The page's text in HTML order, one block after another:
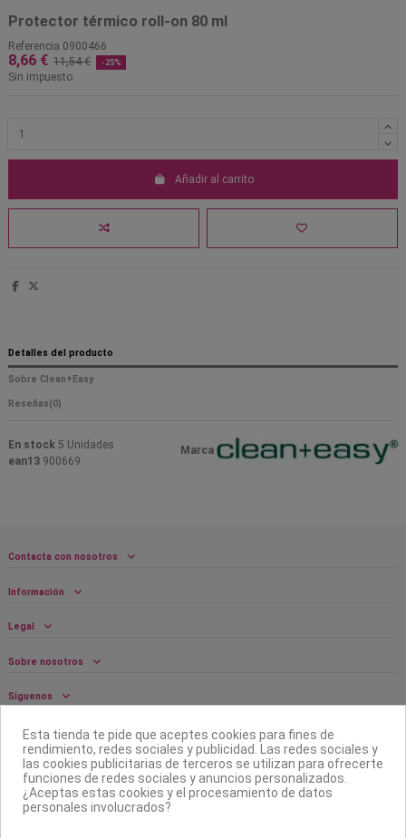
Protector térmico roll-on 80 ml
Referencia 0900466
8,66 € 11,54 € -25%
Sin impuesto
Añadir al carrito
Detalles del producto
Sobre Clean+Easy
Reseñas(0)
Marca
En stock 5 Unidades
ean13 900669
Contacta con nosotros
Información
Legal
Sobre nosotros
Síguenos
Boletín
Esta tienda te pide que aceptes cookies para fines de
rendimiento, redes sociales y publicidad. Las redes sociales y
las cookies publicitarias de terceros se utilizan para ofrecerte
funciones de redes sociales y anuncios personalizados.
¿Aceptas estas cookies y el procesamiento de datos
personales involucrados?